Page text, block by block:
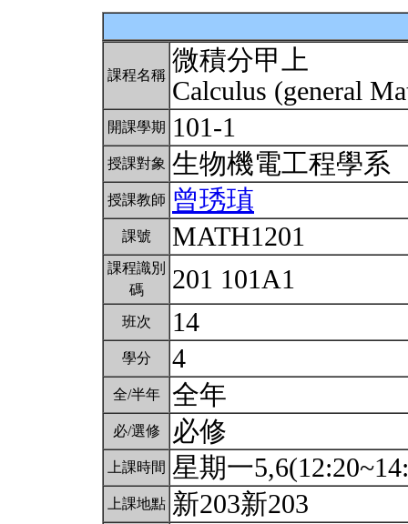
課程名稱 微積分甲上
Calculus (general
開課學期 101-1
授課對象 生物機電工程學系
授課教師 曾琇瑱
課號 MATH1201
課程識別
碼
201 101A1
班次 14
學分 4
全/半年 全年
必/選修 必修
上課時間 星期一
上課地點 新203新203